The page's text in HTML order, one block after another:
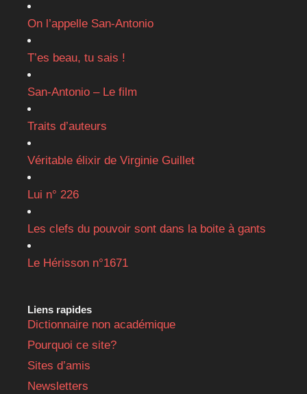
On l’appelle San-Antonio
T’es beau, tu sais !
San-Antonio – Le film
Traits d’auteurs
Véritable élixir de Virginie Guillet
Lui n° 226
Les clefs du pouvoir sont dans la boite à gants
Le Hérisson n°1671
Liens rapides
Dictionnaire non académique
Pourquoi ce site?
Sites d’amis
Newsletters